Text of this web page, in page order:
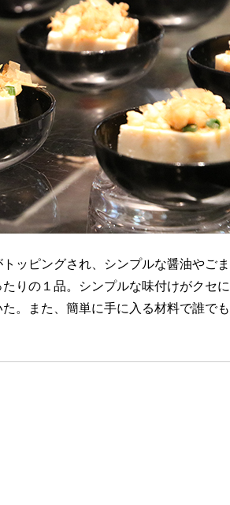
ッピングされ、シンプルな醤油やご
りの１品。シンプルな味付けがクセ
。また、簡単に手に入る材料で誰で